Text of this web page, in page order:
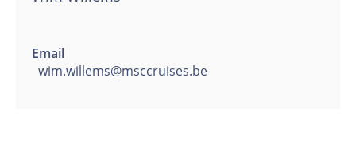
Email
wim.willems@msccruises.be